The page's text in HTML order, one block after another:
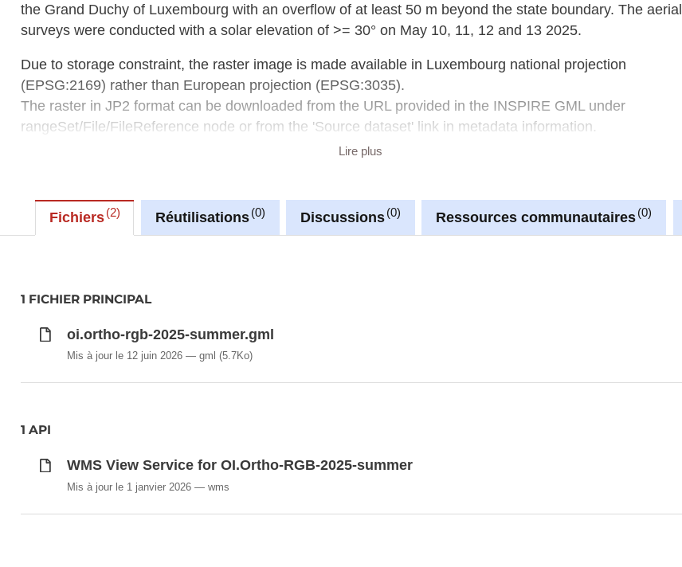
the Grand Duchy of Luxembourg with an overflow of at least 50 m beyond the state boundary. The aerial
surveys were conducted with a solar elevation of >= 30° on May 10, 11, 12 and 13 2025.
Due to storage constraint, the raster image is made available in Luxembourg national projection
(EPSG:2169) rather than European projection (EPSG:3035).
The raster in JP2 format can be downloaded from the URL provided in the INSPIRE GML under
rangeSet/File/FileReference node or from the 'Source dataset' link in metadata information.
Lire plus
Fichiers 2 Réutilisations 0 Discussions 0 Ressources communautaires 0
1 FICHIER PRINCIPAL
oi.ortho-rgb-2025-summer.gml
Mis à jour le 12 juin 2026 gml(5.7Ko)
1 API
WMS View Service for OI.Ortho-RGB-2025-summer
Mis à jour le 1 janvier 2026 wms